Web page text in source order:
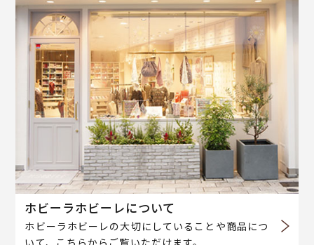
ホビーラホビーレについて
ホビーラホビーレの大切にしていることや商品につ